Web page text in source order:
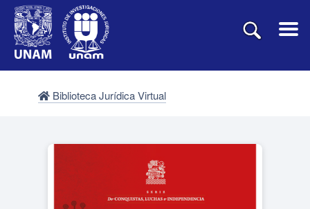
Biblioteca Jurídica Virtual